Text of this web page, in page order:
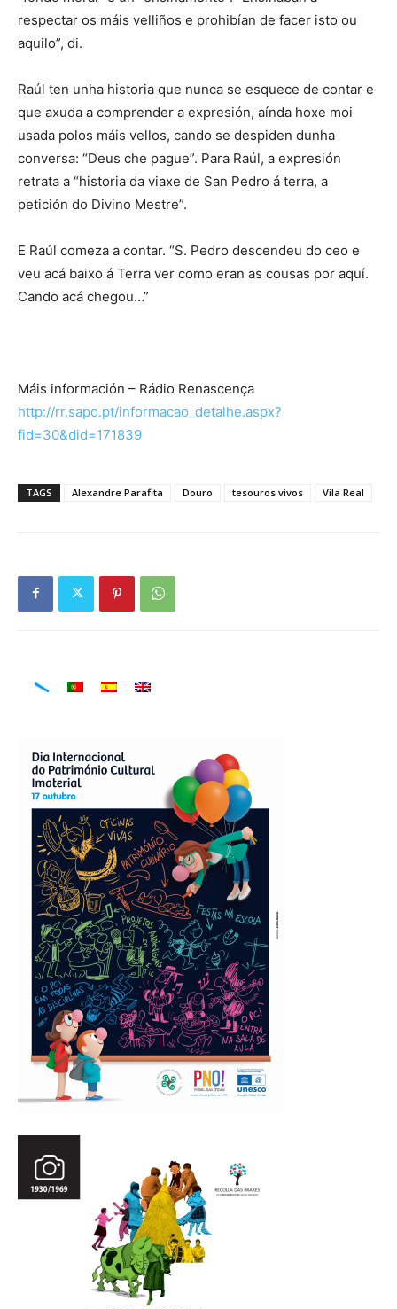
respectar os máis velliños e prohibían de facer isto ou
aquilo”, di.
Raúl ten unha historia que nunca se esquece de contar e
que axuda a comprender a expresión, aínda hoxe moi
usada polos máis vellos, cando se despiden dunha
conversa: “Deus che pague”. Para Raúl, a expresión
retrata a “historia da viaxe de San Pedro á terra, a
petición do Divino Mestre”.
E Raúl comeza a contar. “S. Pedro descendeu do ceo e
veu acá baixo á Terra ver como eran as cousas por aquí.
Cando acá chegou…”
Máis información – Rádio Renascença
http://rr.sapo.pt/informacao_detalhe.aspx?
fid=30&did=171839
TAGS Alexandre Parafita Douro tesouros vivos Vila Real